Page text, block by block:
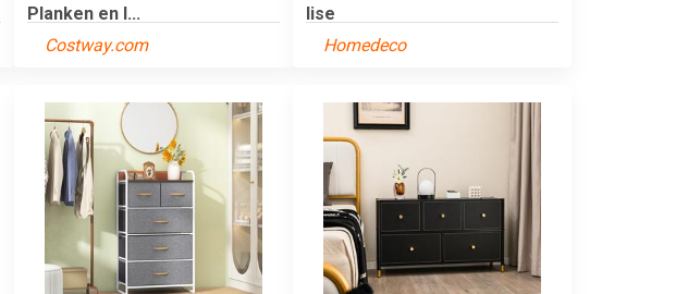
Planken en I...
Costway.com
lise
Homedeco